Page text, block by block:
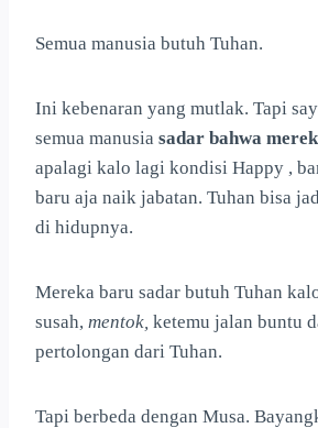
Semua manusia butuh Tuhan.
Ini kebenaran yang mutlak. Tapi
semua manusia sadar bahwa
apalagi kalo lagi kondisi Happy ,
baru aja naik jabatan. Tuhan bisa
di hidupnya.
Mereka baru sadar butuh Tuhan
susah, mentok, ketemu jalan buntu
pertolongan dari Tuhan.
Tapi berbeda dengan Musa.